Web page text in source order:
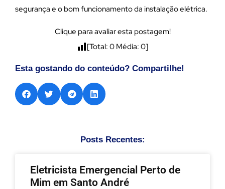
segurança e o bom funcionamento da instalação elétrica.
Clique para avaliar esta postagem!
[Total: 0 Média: 0]
Esta gostando do conteúdo? Compartilhe!
Posts Recentes:
Eletricista Emergencial Perto de
Mim em Santo André